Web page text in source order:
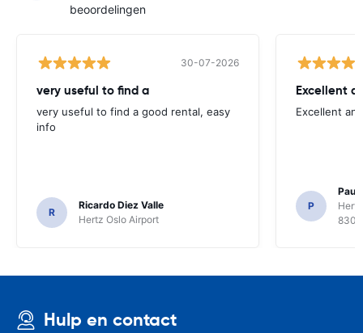
beoordelingen
30-07-2026
very useful to find a
very useful to find a good rental, easy
info
R
Ricardo Diez Valle
Hertz Oslo Airport
Excellent
Excellent
P
Paul
8300
Hulp en contact